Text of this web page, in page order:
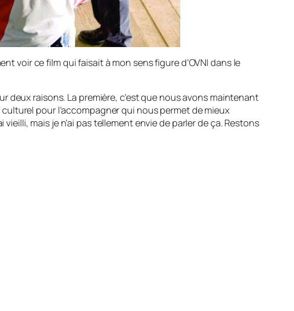
voir ce film qui faisait à mon sens figure d’OVNI dans le
deux raisons. La première, c’est que nous avons maintenant
pour l’accompagner qui nous permet de mieux
mais je n’ai pas tellement envie de parler de ça. Restons